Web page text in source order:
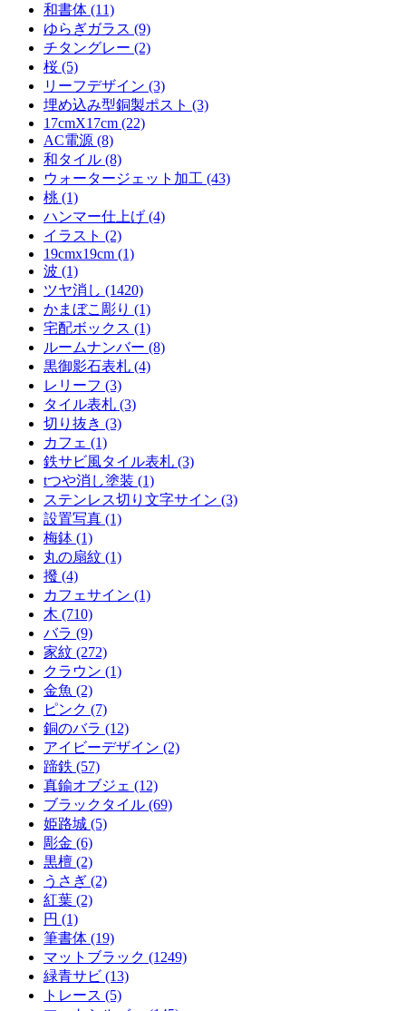
和書体 (11)
ゆらぎガラス (9)
チタングレー (2)
桜 (5)
リーフデザイン (3)
埋め込み型銅製ポスト (3)
17cmX17cm (22)
AC電源 (8)
和タイル (8)
ウォータージェット加工 (43)
桃 (1)
ハンマー仕上げ (4)
イラスト (2)
19cmx19cm (1)
波 (1)
ツヤ消し (1420)
かまぼこ彫り (1)
宅配ボックス (1)
ルームナンバー (8)
黒御影石表札 (4)
レリーフ (3)
タイル表札 (3)
切り抜き (3)
カフェ (1)
鉄サビ風タイル表札 (3)
tつや消し塗装 (1)
ステンレス切り文字サイン (3)
設置写真 (1)
梅鉢 (1)
丸の扇紋 (1)
撥 (4)
カフェサイン (1)
木 (710)
バラ (9)
家紋 (272)
クラウン (1)
金魚 (2)
ピンク (7)
銅のバラ (12)
アイビーデザイン (2)
蹄鉄 (57)
真鍮オブジェ (12)
ブラックタイル (69)
姫路城 (5)
彫金 (6)
黒檀 (2)
うさぎ (2)
紅葉 (2)
円 (1)
筆書体 (19)
マットブラック (1249)
緑青サビ (13)
トレース (5)